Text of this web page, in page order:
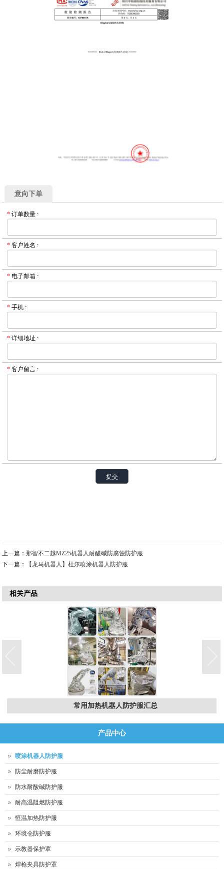
意向下单
* 订单数量 :
* 客户姓名 :
* 电子邮箱 :
* 手机 :
* 详细地址 :
* 客户留言 :
上一篇：那智不二越MZ25机器人耐酸碱防腐蚀防护服
下一篇：
【龙马机器人】杜尔喷涂机器人防护服
相关产品
常用加热机器人防护服汇总
产品中心
喷涂机器人防护服
防尘耐磨防护服
防水耐酸碱防护服
耐高温阻燃防护服
恒温加热防护服
环境仓防护服
示教器保护罩
焊枪夹具防护罩